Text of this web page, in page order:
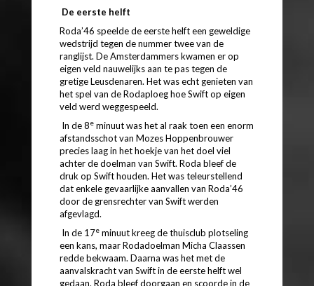
De eerste helft
Roda’46 speelde de eerste helft een geweldige
wedstrijd tegen de nummer twee van de
ranglijst. De Amsterdammers kwamen er op
eigen veld nauwelijks aan te pas tegen de
gretige Leusdenaren. Het was echt genieten van
het spel van de Rodaploeg hoe Swift op eigen
veld werd weggespeeld.
In de 8e minuut was het al raak toen een enorm
afstandsschot van Mozes Hoppenbrouwer
precies laag in het hoekje van het doel viel
achter de doelman van Swift. Roda bleef de
druk op Swift houden. Het was teleurstellend
dat enkele gevaarlijke aanvallen van Roda’46
door de grensrechter van Swift werden
afgevlagd.
In de 17e minuut kreeg de thuisclub plotseling
een kans, maar Rodadoelman Micha Claassen
redde bekwaam. Daarna was het met de
aanvalskracht van Swift in de eerste helft wel
gedaan. Roda bleef doorgaan en scoorde in de